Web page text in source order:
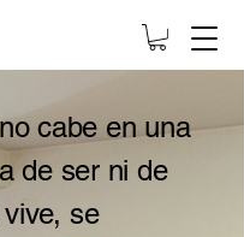
cabe en una
de ser ni de
se